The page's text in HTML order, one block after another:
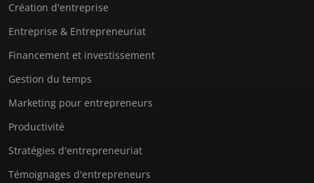
Création d'entreprise
Entreprise & Entrepreneuriat
Financement et investissement
Gestion du temps
Marketing pour entrepreneurs
Productivité
Stratégies d'entrepreneuriat
Témoignages d'entrepreneurs